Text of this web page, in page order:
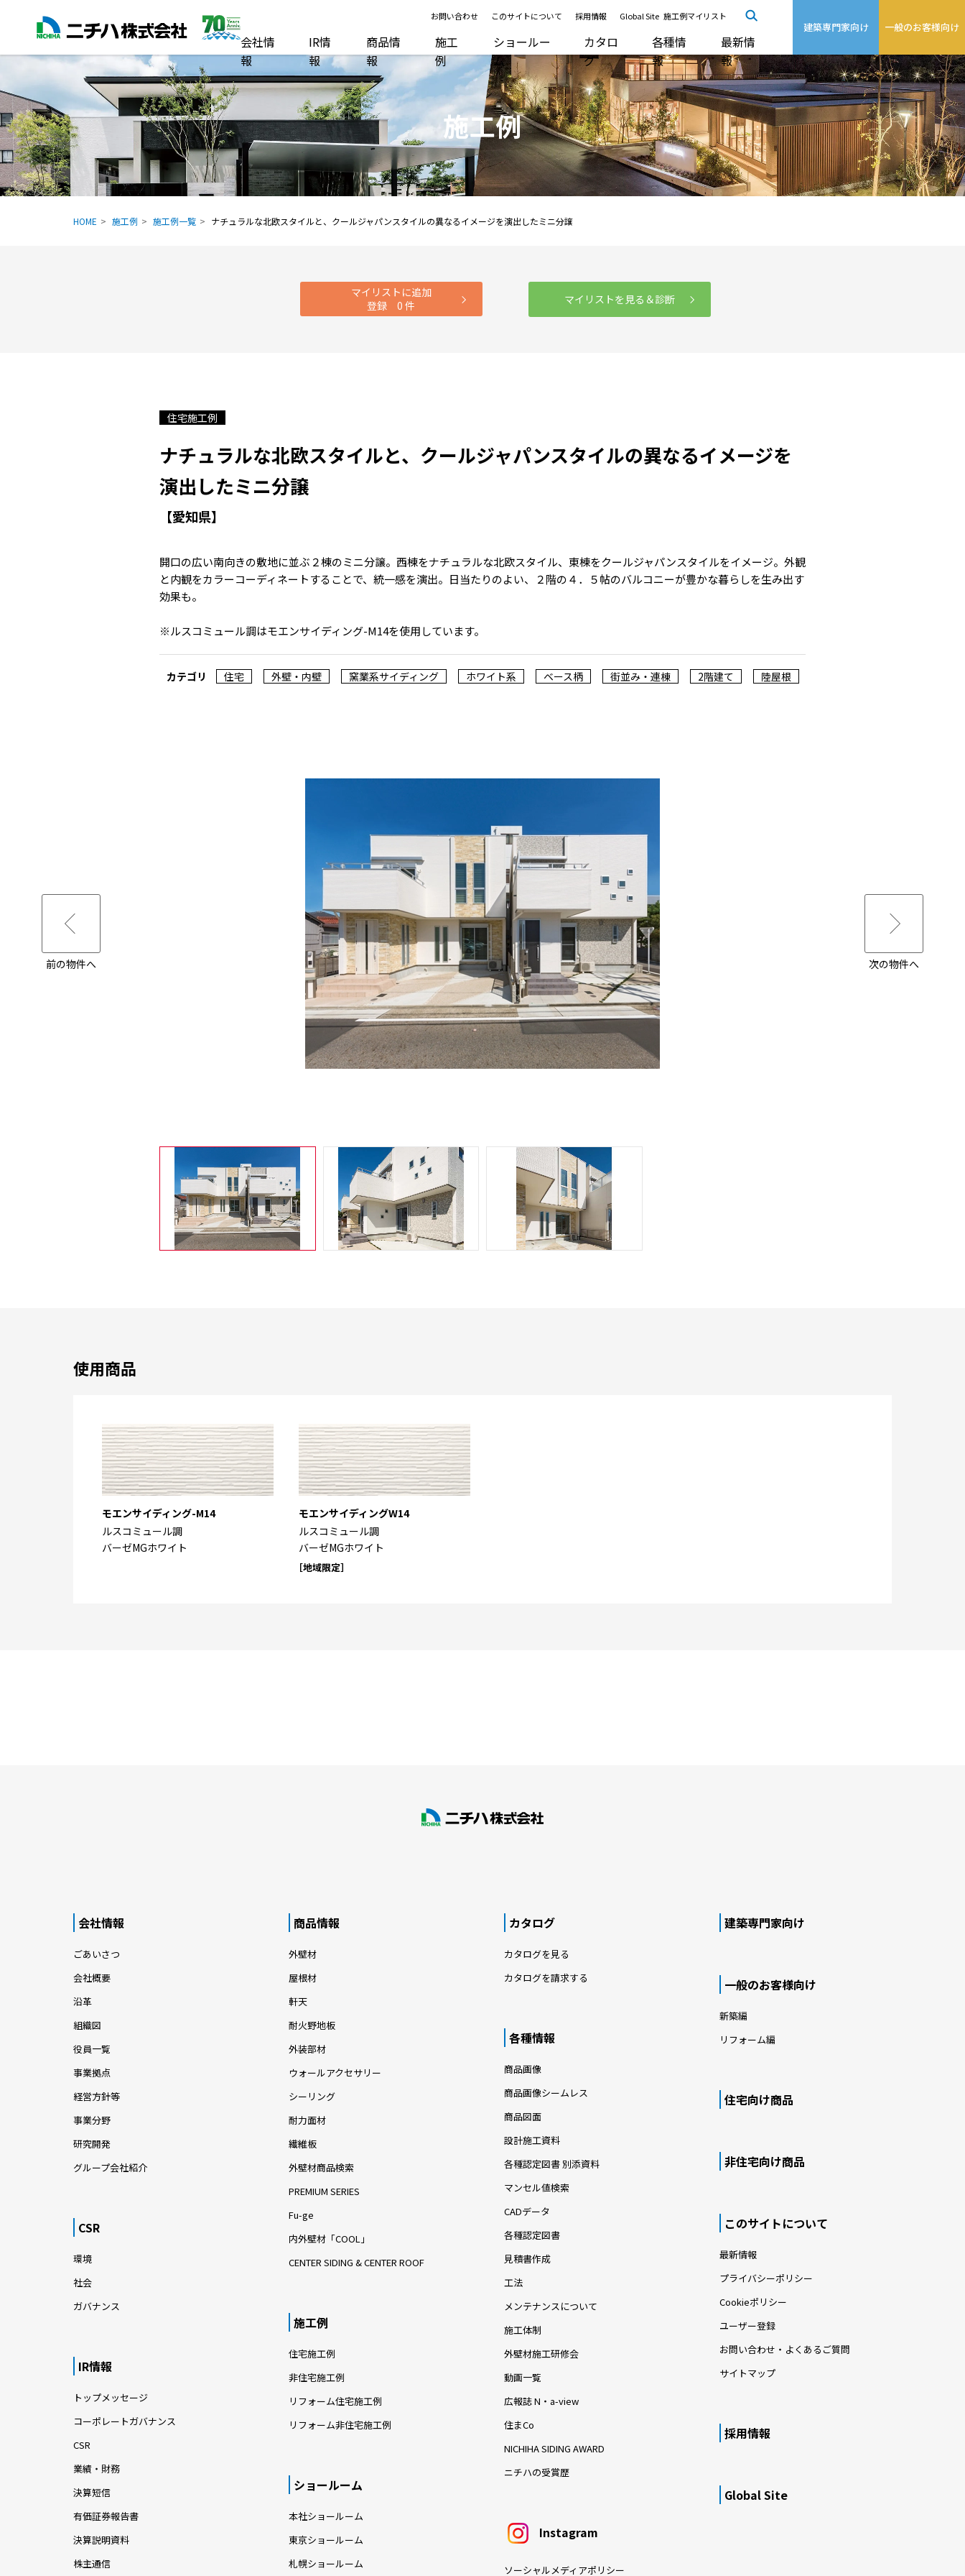
お問い合わせ このサイトについて 採用情報 Global Site 施工例マイリスト
会社情
報
IR情
報
商品情
報
施工
例
ショールー
ム
カタロ
グ
各種情
報
最新情
報
建築専門家向け 一般のお客様向け
施工例
HOME 施工例 施工例一覧 ナチュラルな北欧スタイルと、クールジャパンスタイルの異なるイメージを演出したミニ分譲
マイリストに追加
登録0 件 マイリストを見る＆診断
住宅施工例
ナチュラルな北欧スタイルと、クールジャパンスタイルの異なるイメージを
演出したミニ分譲
【愛知県】
開口の広い南向きの敷地に並ぶ２棟のミニ分譲。西棟をナチュラルな北欧スタイル、東棟をクールジャパンスタイルをイメージ。外観
と内観をカラーコーディネートすることで、統一感を演出。日当たりのよい、２階の４．５帖のバルコニーが豊かな暮らしを生み出す
効果も。
※ルスコミュール調はモエンサイディング-M14を使用しています。
カテゴリ 住宅 外壁・内壁 窯業系サイディング ホワイト系 ベース柄 街並み・連棟 2階建て 陸屋根
前の物件へ 次の物件へ
使用商品
モエンサイディング-M14
ルスコミュール調
バーゼMGホワイト
モエンサイディングW14
ルスコミュール調
バーゼMGホワイト
［地域限定］
会社情報
ごあいさつ
会社概要
沿革
組織図
役員一覧
事業拠点
経営方針等
事業分野
研究開発
グループ会社紹介
CSR
環境
社会
ガバナンス
IR情報
トップメッセージ
コーポレートガバナンス
CSR
業績・財務
決算短信
有価証券報告書
決算説明資料
株主通信
商品情報
外壁材
屋根材
軒天
耐火野地板
外装部材
ウォールアクセサリー
シーリング
耐力面材
繊維板
外壁材商品検索
PREMIUM SERIES
Fu-ge
内外壁材「COOL」
CENTER SIDING & CENTER ROOF
施工例
住宅施工例
非住宅施工例
リフォーム住宅施工例
リフォーム非住宅施工例
ショールーム
本社ショールーム
東京ショールーム
札幌ショールーム
カタログ
カタログを見る
カタログを請求する
各種情報
商品画像
商品画像シームレス
商品図面
設計施工資料
各種認定図書 別添資料
マンセル値検索
CADデータ
各種認定図書
見積書作成
工法
メンテナンスについて
施工体制
外壁材施工研修会
動画一覧
広報誌 N・a-view
住まCo
NICHIHA SIDING AWARD
ニチハの受賞歴
Instagram
ソーシャルメディアポリシー
建築専門家向け
一般のお客様向け
新築編
リフォーム編
住宅向け商品
非住宅向け商品
このサイトについて
最新情報
プライバシーポリシー
Cookieポリシー
ユーザー登録
お問い合わせ・よくあるご質問
サイトマップ
採用情報
Global Site